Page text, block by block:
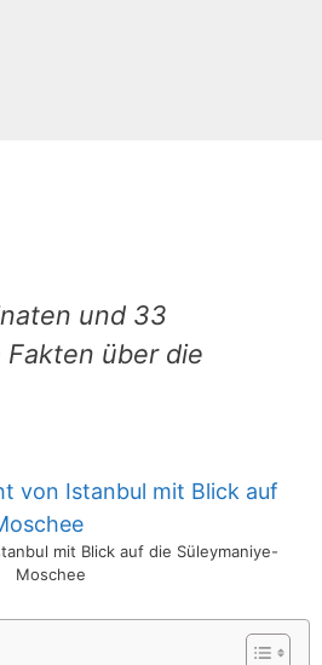
und 33
über die
mit Blick auf die Süleymaniye-
Moschee